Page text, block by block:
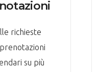
richieste
su più